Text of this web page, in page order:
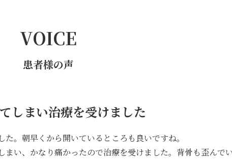
VOICE
患者様の声
しまい治療を受けました
。朝早くから開いているところも良いですね。
い、かなり痛かったので治療を受けました。背骨も歪んで